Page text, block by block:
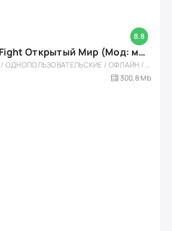
8.8
Toilet Fight Открытый Мир (Мод: много чипов, денег, все открыто, бессмертие, урон, 50+ читов)
АРКАДЫ / ОДНОПОЛЬЗОВАТЕЛЬСКИЕ / ОФЛАЙН / МОД / РОЛЕВЫЕ / ШУТЕРЫ / ОТКРЫТЫЙ МИР / ВСТРОЕННЫЙ КЕШ / 3D / ЭКШЕНЫ / ТУАЛЕТНЫЕ ВОЙНЫ / ДЛЯ ДЕТЕЙ
300,8 Mb